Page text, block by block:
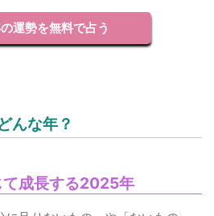
運勢を無料で占う
んな年？
て成長する2025年